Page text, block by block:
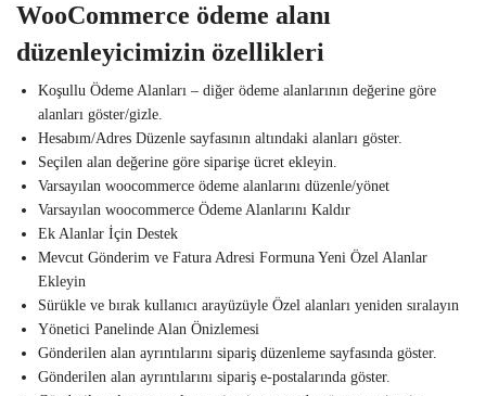
WooCommerce ödeme alanı
düzenleyicimizin özellikleri
Koşullu Ödeme Alanları – diğer ödeme alanlarının değerine göre
alanları göster/gizle.
Hesabım/Adres Düzenle sayfasının altındaki alanları göster.
Seçilen alan değerine göre siparişe ücret ekleyin.
Varsayılan woocommerce ödeme alanlarını düzenle/yönet
Varsayılan woocommerce Ödeme Alanlarını Kaldır
Ek Alanlar İçin Destek
Mevcut Gönderim ve Fatura Adresi Formuna Yeni Özel Alanlar
Ekleyin
Sürükle ve bırak kullanıcı arayüzüyle Özel alanları yeniden sıralayın
Yönetici Panelinde Alan Önizlemesi
Gönderilen alan ayrıntılarını sipariş düzenleme sayfasında göster.
Gönderilen alan ayrıntılarını sipariş e-postalarında göster.